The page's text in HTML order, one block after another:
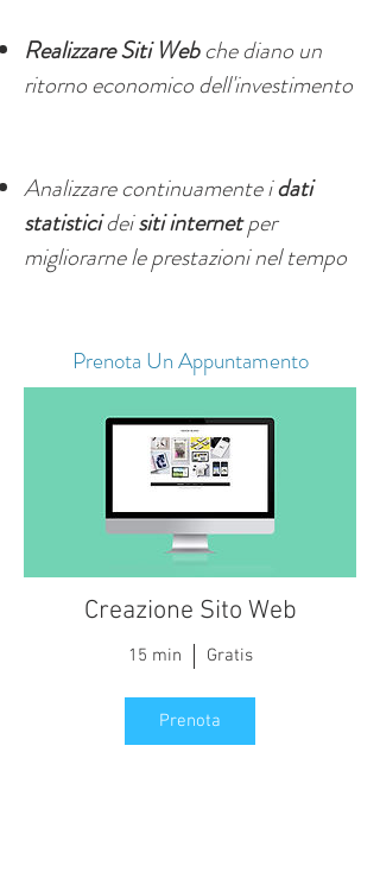
RealizzareSiti Webche diano un
ritorno economico dell'investimento
Analizzare continuamente idati
statisticideisiti internetper
migliorarne le prestazioni nel tempo
Prenota Un Appuntamento
Creazione Sito Web
15 min Gratis
Prenota